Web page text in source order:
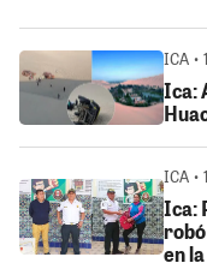
ICA •
Ica:
ICA •
Ica:
en